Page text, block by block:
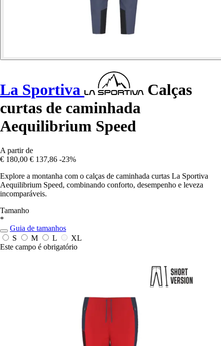
La Sportiva
Calças
curtas de caminhada
Aequilibrium Speed
A partir de
€ 180,00 € 137,86 -23%
Explore a montanha com o calças de caminhada curtas La Sportiva
Aequilibrium Speed, combinando conforto, desempenho e leveza
incomparáveis.
Tamanho
*
Guia de tamanhos
S
M L
XL
Este campo é obrigatório